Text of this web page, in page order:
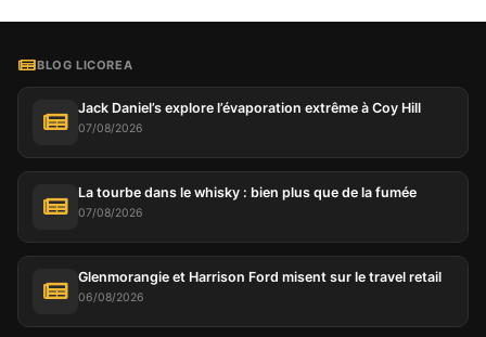
BLOG LICOREA
Jack Daniel’s explore l’évaporation extrême à Coy Hill
07/08/2026
La tourbe dans le whisky : bien plus que de la fumée
07/08/2026
Glenmorangie et Harrison Ford misent sur le travel retail
06/08/2026